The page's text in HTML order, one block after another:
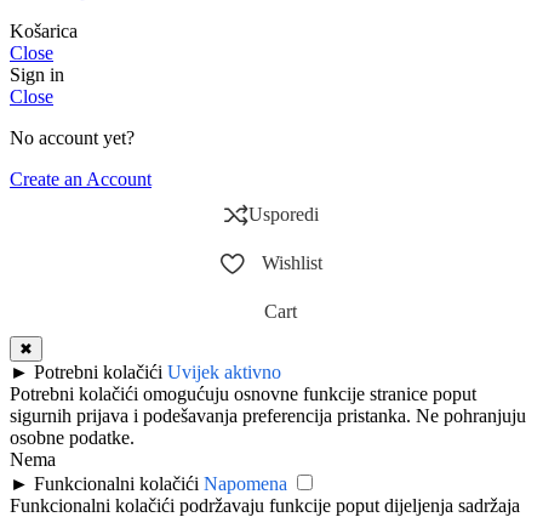
Košarica
Close
Sign in
Close
No account yet?
Create an Account
Usporedi
Wishlist
Cart
✖
► Potrebni kolačići Uvijek aktivno
Potrebni kolačići omogućuju osnovne funkcije stranice poput
sigurnih prijava i podešavanja preferencija pristanka. Ne pohranjuju
osobne podatke.
Nema
► Funkcionalni kolačići Napomena
Funkcionalni kolačići podržavaju funkcije poput dijeljenja sadržaja